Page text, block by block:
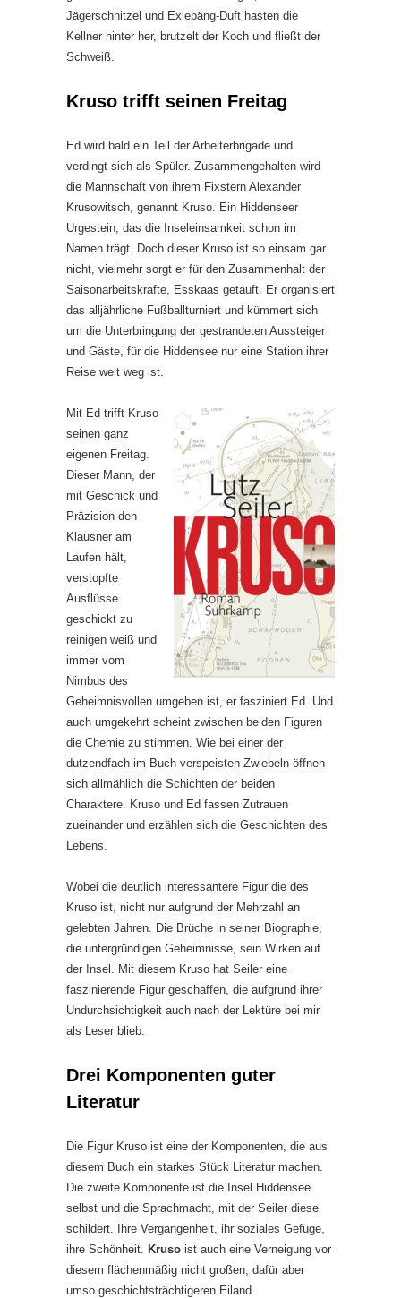
Jägerschnitzel und Exlepäng-Duft hasten die
Kellner hinter her, brutzelt der Koch und fließt der
Schweiß.
Kruso trifft seinen Freitag
Ed wird bald ein Teil der Arbeiterbrigade und
verdingt sich als Spüler. Zusammengehalten wird
die Mannschaft von ihrem Fixstern Alexander
Krusowitsch, genannt Kruso. Ein Hiddenseer
Urgestein, das die Inseleinsamkeit schon im
Namen trägt. Doch dieser Kruso ist so einsam gar
nicht, vielmehr sorgt er für den Zusammenhalt der
Saisonarbeitskräfte, Esskaas getauft. Er organisiert
das alljährliche Fußballturniert und kümmert sich
um die Unterbringung der gestrandeten Aussteiger
und Gäste, für die Hiddensee nur eine Station ihrer
Reise weit weg ist.
Mit Ed trifft Kruso
seinen ganz
eigenen Freitag.
Dieser Mann, der
mit Geschick und
Präzision den
Klausner am
Laufen hält,
verstopfte
Ausflüsse
geschickt zu
reinigen weiß und
immer vom
Nimbus des
Geheimnisvollen umgeben ist, er fasziniert Ed. Und
auch umgekehrt scheint zwischen beiden Figuren
die Chemie zu stimmen. Wie bei einer der
dutzendfach im Buch verspeisten Zwiebeln öffnen
sich allmählich die Schichten der beiden
Charaktere. Kruso und Ed fassen Zutrauen
zueinander und erzählen sich die Geschichten des
Lebens.
Wobei die deutlich interessantere Figur die des
Kruso ist, nicht nur aufgrund der Mehrzahl an
gelebten Jahren. Die Brüche in seiner Biographie,
die untergründigen Geheimnisse, sein Wirken auf
der Insel. Mit diesem Kruso hat Seiler eine
faszinierende Figur geschaffen, die aufgrund ihrer
Undurchsichtigkeit auch nach der Lektüre bei mir
als Leser blieb.
Drei Komponenten guter
Literatur
Die Figur Kruso ist eine der Komponenten, die aus
diesem Buch ein starkes Stück Literatur machen.
Die zweite Komponente ist die Insel Hiddensee
selbst und die Sprachmacht, mit der Seiler diese
schildert. Ihre Vergangenheit, ihr soziales Gefüge,
ihre Schönheit.
Kruso ist auch eine Verneigung vor
diesem flächenmäßig nicht großen, dafür aber
umso geschichtsträchtigeren Eiland